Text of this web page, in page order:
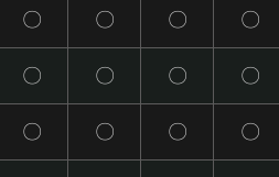
〇 〇 〇 〇
〇 〇 〇 〇
〇 〇 〇 〇